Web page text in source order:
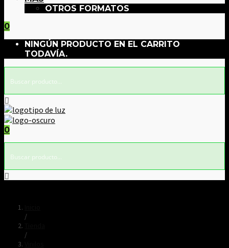
OTROS FORMATOS
0
NINGÚN PRODUCTO EN EL CARRITO
TODAVÍA.
0
/
/